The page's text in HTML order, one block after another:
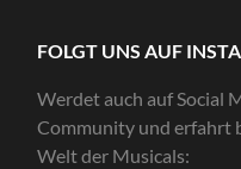
FOLGT UNS AUF
Werdet auch auf Social
Community und erfahrt
Welt der Musicals: